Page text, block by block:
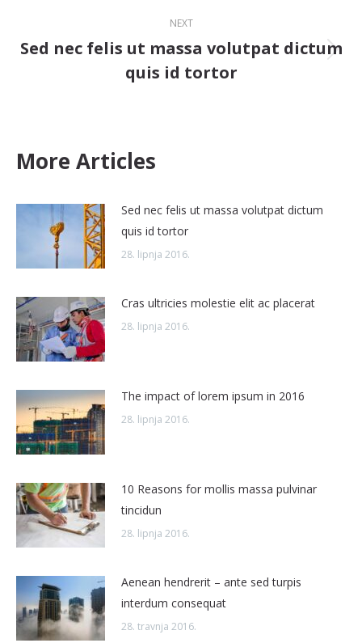
NEXT
Next
post:
Sed nec felis ut massa volutpat dictum
quis id tortor
More Articles
Sed nec felis ut massa volutpat dictum
quis id tortor
28. lipnja 2016.
Cras ultricies molestie elit ac placerat
28. lipnja 2016.
The impact of lorem ipsum in 2016
28. lipnja 2016.
10 Reasons for mollis massa pulvinar
tincidun
28. lipnja 2016.
Aenean hendrerit – ante sed turpis
interdum consequat
28. travnja 2016.